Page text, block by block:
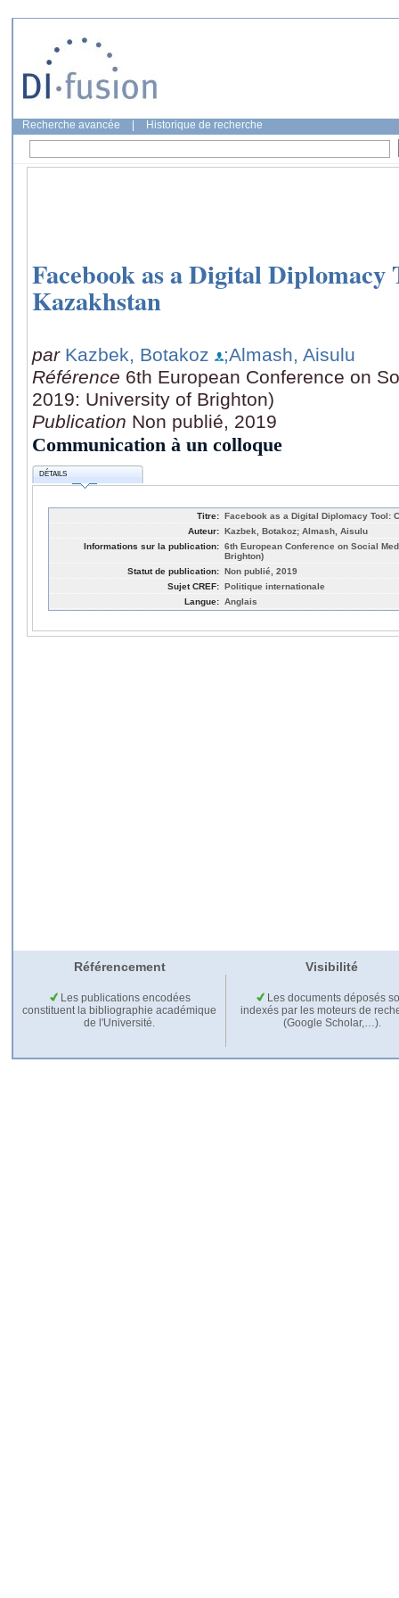
Recherche avancée Historique de recherche
Facebook as a Digital Diplomacy
Kazakhstan
par Kazbek, Botakoz
;Almash, Aisulu
Référence 6th European Conference on
2019: University of Brighton)
Publication Non publié, 2019
Communication à un colloque
DÉTAILS
Titre: Facebook as a Digital Diplomacy Tool:
Auteur: Kazbek, Botakoz; Almash, Aisulu
Informations sur la publication: 6th European Conference on Social
Brighton)
Statut de publication: Non publié, 2019
Sujet CREF: Politique internationale
Langue: Anglais
Référencement Visibilité
Les publications encodées
constituent la bibliographie académique
de l'Université.
Les documents déposés
indexés par les moteurs de
(Google Scholar,…).